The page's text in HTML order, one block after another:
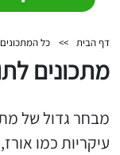
דף הבית >> כל המתכונים
מתכונים
מבחר גדול של
עיקריות כמו